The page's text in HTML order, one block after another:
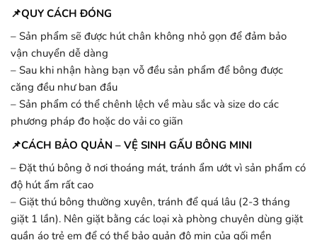
📌QUY CÁCH ĐÓNG
– Sản phẩm sẽ được hút chân không nhỏ gọn để đảm bảo
vận chuyển dễ dàng
– Sau khi nhận hàng bạn vỗ đều sản phẩm để bông được
căng đều như ban đầu
– Sản phẩm có thể chênh lệch về màu sắc và size do các
phương pháp đo hoặc do vải co giãn
📌CÁCH BẢO QUẢN – VỆ SINH GẤU BÔNG MINI
– Đặt thú bông ở nơi thoáng mát, tránh ẩm ướt vì sản phẩm có
độ hút ẩm rất cao
– Giặt thú bông thường xuyên, tránh để quá lâu (2-3 tháng
giặt 1 lần). Nên giặt bằng các loại xà phòng chuyên dùng giặt
quần áo trẻ em để có thể bảo quản độ mịn của gối mền